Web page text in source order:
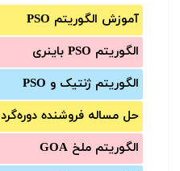
آموزش الگوریتم PSO
الگوریتم PSO باینری
الگوریتم ژنتیک و PSO
حل مساله فروشنده دوره‌گرد
الگوریتم ملخ GOA